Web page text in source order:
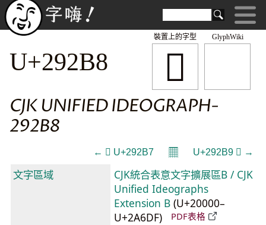
GlyphWiki
𩊸
裝置上的字型
U+292B8
CJK UNIFIED IDEOGRAPH-
292B8
← 𩊷 U+292B7 𝄜 U+292B9 𩊹 →
文字區域
CJK統合表意文字擴展區B / CJK
Unified Ideographs
Extension B (U+20000–
U+2A6DF)
PDF表格